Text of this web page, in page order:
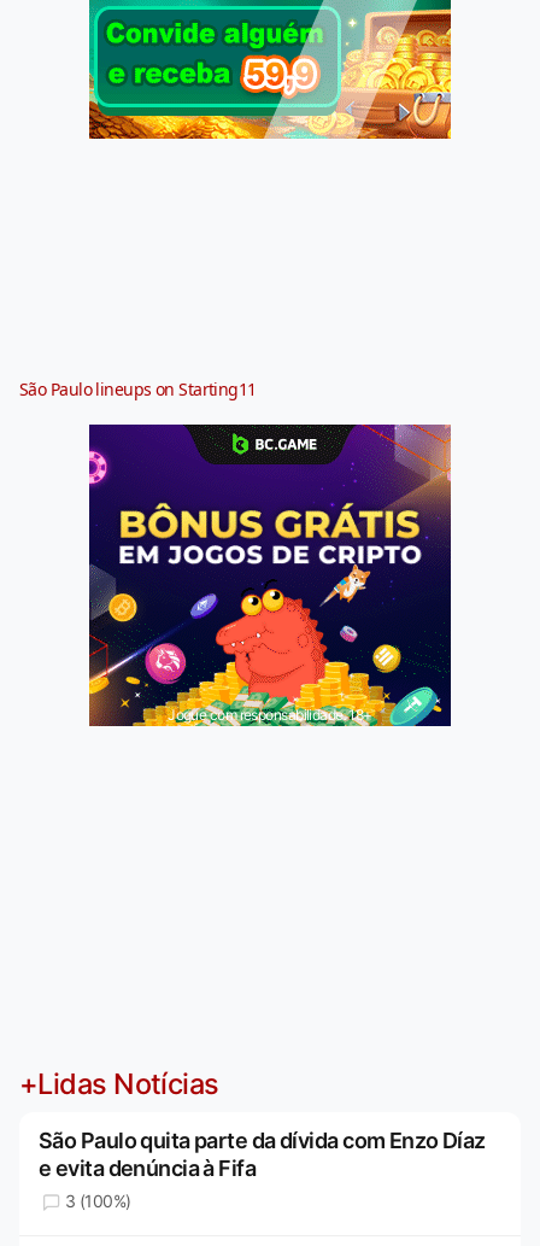
São Paulo lineups on Starting11
Jogue com responsabilidade. 18+
+Lidas Notícias
São Paulo quita parte da dívida com Enzo Díaz
e evita denúncia à Fifa
3 (100%)